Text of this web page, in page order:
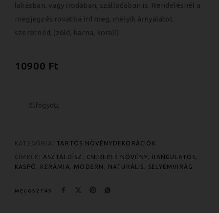
lakásban, vagy irodában, szállodában is. Rendelésnél a
megjegzés rovatba írd meg, melyik árnyalatot
szeretnéd, (zöld, barna, korall)
10900 Ft
Elfogyott
KATEGÓRIA: TARTÓS NÖVÉNYDEKORÁCIÓK
CÍMKÉK: ASZTALDÍSZ , CSEREPES NÖVÉNY, HANGULATOS,
KASPÓ , KERÁMIA , MODERN , NATURÁLIS , SELYEMVIRÁG
MEGOSZTÁS